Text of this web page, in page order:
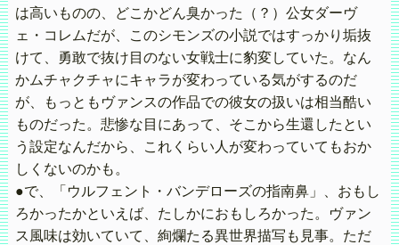
は高いものの、どこかどん臭かった（？）公女ダーヴ
ェ・コレムだが、このシモンズの小説ではすっかり垢抜
けて、勇敢で抜け目のない女戦士に豹変していた。なん
かムチャクチャにキャラが変わっている気がするのだ
が、もっともヴァンスの作品での彼女の扱いは相当酷い
ものだった。悲惨な目にあって、そこから生還したとい
う設定なんだから、これくらい人が変わっていてもおか
しくないのかも。
●で、「ウルフェント・バンデローズの指南鼻」、おもし
ろかったかといえば、たしかにおもしろかった。ヴァン
ス風味は効いていて、絢爛たる異世界描写も見事。ただ